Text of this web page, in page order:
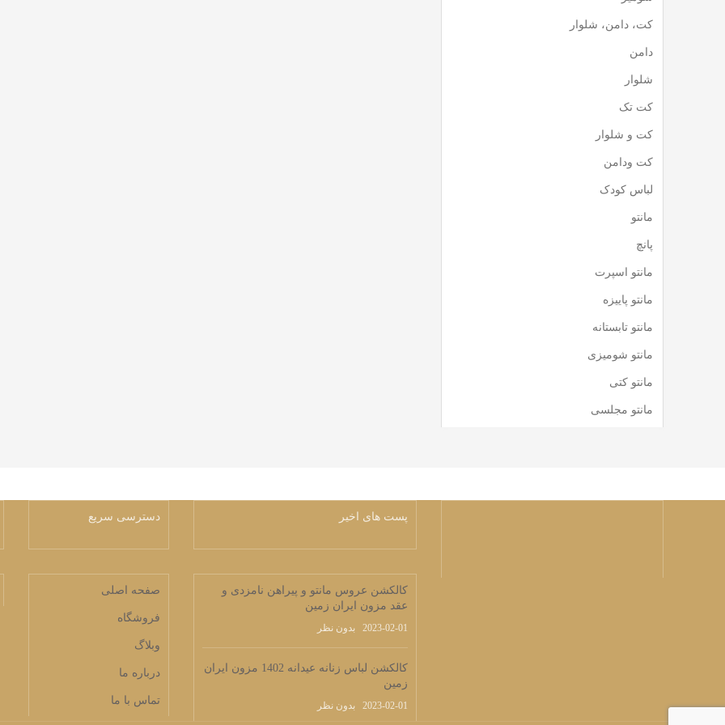
کت، دامن، شلوار
دامن
شلوار
کت تک
کت و شلوار
کت ودامن
لباس کودک
مانتو
پانچ
مانتو اسپرت
مانتو پاییزه
مانتو تابستانه
مانتو شومیزی
مانتو کتی
مانتو مجلسی
پست های اخیر
کالکشن عروس مانتو و پیراهن نامزدی و
عقد مزون ایران زمین
2023-02-01 بدون نظر
کالکشن لباس زنانه عیدانه 1402 مزون ایران
زمین
2023-02-01 بدون نظر
دسترسی سریع
صفحه اصلی
فروشگاه
وبلاگ
درباره ما
تماس با ما